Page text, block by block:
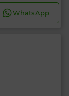
WhatsApp